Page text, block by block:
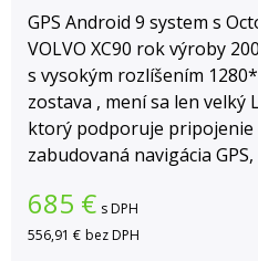
GPS Android 9 system s
VOLVO XC90 rok výroby
s vysokým rozlíšením
zostava , mení sa len velký
ktorý podporuje pripojenie
zabudovaná navigácia
685 € s DPH
556,91 € bez DPH